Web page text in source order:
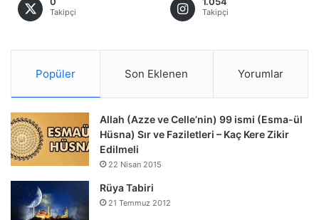
Takipçi Takipçi
Popüler Son Eklenen Yorumlar
Allah (Azze ve Celle’nin) 99 ismi (Esma-ül
Hüsna) Sır ve Faziletleri – Kaç Kere Zikir
Edilmeli
22 Nisan 2015
Rüya Tabiri
21 Temmuz 2012